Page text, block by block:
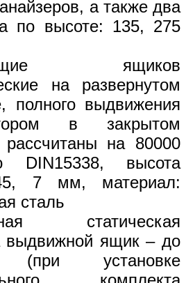
а также два
по высоте: 135, 275
ящиков
на развернутом
полного выдвижения
в закрытом
рассчитаны на 80000
DIN15338, высота
7 мм, материал:
сталь
статическая
выдвижной ящик – до
установке